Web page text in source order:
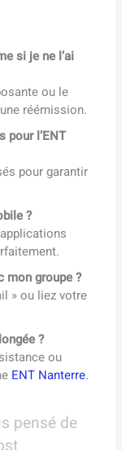
si je ne l’ai
ou le
réémission.
pour l’ENT
pour garantir
?
mon groupe ?
» ou liez votre
?
ou
ENT Nanterre.
pensé de